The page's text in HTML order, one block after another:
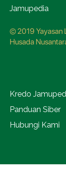
Hubungi Kami